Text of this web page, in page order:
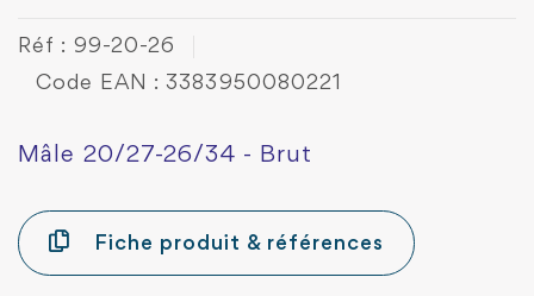
Réf : 99-20-26
Code EAN : 3383950080221
Mâle 20/27-26/34 - Brut
Fiche produit & références